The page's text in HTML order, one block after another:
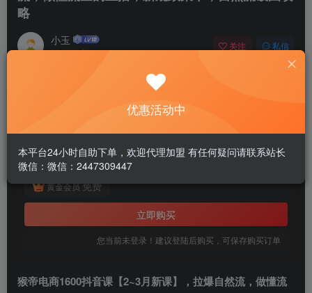
略
小玉
1年前更新
关注 私信
￥1.99
黄金会员免费
立即购买
您当前未登录！建议登陆后购买，可保存购买订单
猴帝电商1600抖音课 【2~3月新课】，拉爆自然流，做懂流
优惠活动中
本平台24小时自助下单，欢迎代理加盟 有任何疑问请联系站长
微信：微信：2447309447